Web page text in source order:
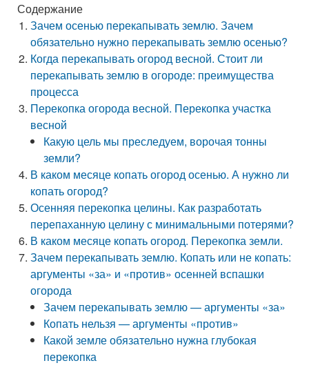
Содержание
Зачем осенью перекапывать землю. Зачем
обязательно нужно перекапывать землю осенью?
Когда перекапывать огород весной. Стоит ли
перекапывать землю в огороде: преимущества
процесса
Перекопка огорода весной. Перекопка участка
весной
Какую цель мы преследуем, ворочая тонны
земли?
В каком месяце копать огород осенью. А нужно ли
копать огород?
Осенняя перекопка целины. Как разработать
перепаханную целину с минимальными потерями?
В каком месяце копать огород. Перекопка земли.
Зачем перекапывать землю. Копать или не копать:
аргументы «за» и «против» осенней вспашки
огорода
Зачем перекапывать землю — аргументы «за»
Копать нельзя — аргументы «против»
Какой земле обязательно нужна глубокая
перекопка